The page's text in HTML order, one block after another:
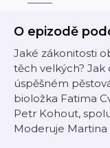
O epizodě
Jaké zákonitosti
těch velkých?
úspěšném
bioložka Fatima
Petr Kohout,
Moderuje Martina